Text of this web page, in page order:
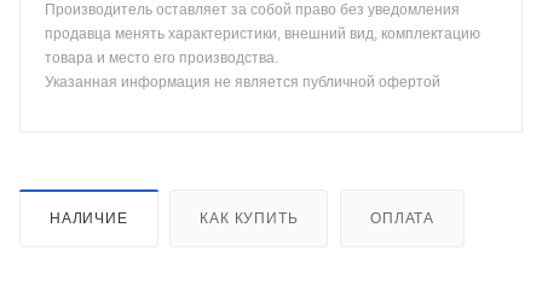
Производитель оставляет за собой право без уведомления
продавца менять характеристики, внешний вид, комплектацию
товара и место его производства.
Указанная информация не является публичной офертой
НАЛИЧИЕ КАК КУПИТЬ ОПЛАТА